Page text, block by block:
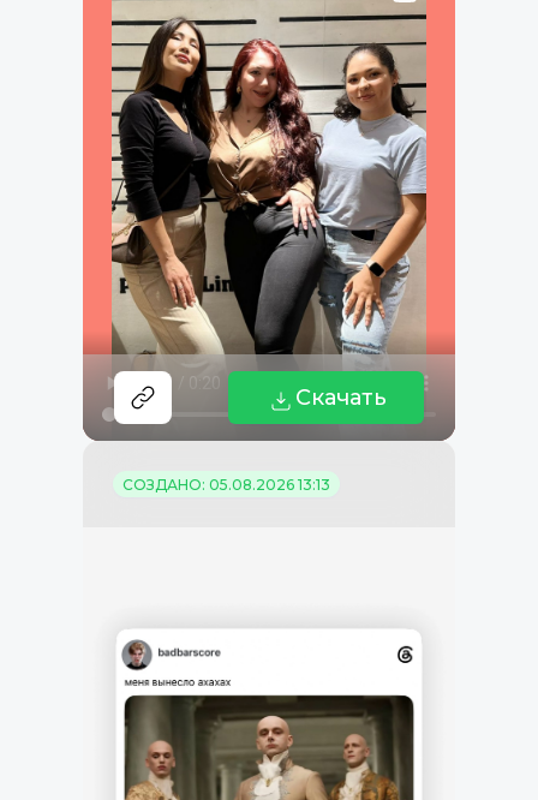
Скачать
СОЗДАНО: 05.08.2026 13:13